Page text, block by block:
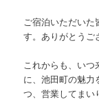
ご宿泊いただい
す。ありがとうご
これからも、いつ
に、池田町の魅力
つ、営業してまい